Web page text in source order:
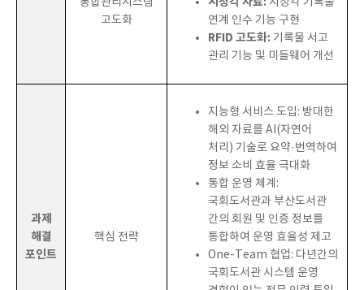
고도화
연계 인수 기능 구현
RFID 고도화: 기록물 서고
관리 기능 및 미들웨어 개선
과제
해결
포인트
핵심 전략
지능형 서비스 도입: 방대한
해외 자료를 AI(자연어
처리) 기술로 요약·번역하여
정보 소비 효율 극대화
통합 운영 체계:
국회도서관과 부산도서관
간의 회원 및 인증 정보를
통합하여 운영 효율성 제고
One-Team 협업: 다년간의
국회도서관 시스템 운영